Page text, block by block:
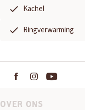
Kachel
Ringverwarming
OVER ONS